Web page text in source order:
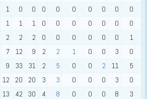
1 0 0 0 0 0 0 0 0 0
1 1 1 0 0 0 0 0 0 0
2 2 2 0 0 0 0 0 0 1
7 12 9 2 2 1 0 0 3 0
9 33 31 2 5 0 0 2 11 5
12 20 20 3 3 0 0 0 3 0
13 42 30 4 8 0 0 0 8 3